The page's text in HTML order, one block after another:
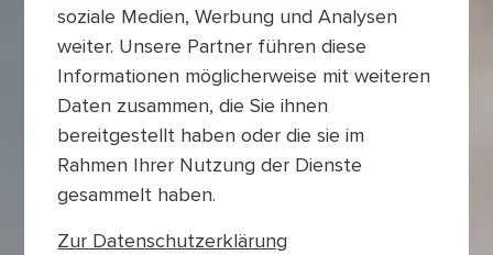
soziale Medien, Werbung und Analysen
weiter. Unsere Partner führen diese
Informationen möglicherweise mit weiteren
Daten zusammen, die Sie ihnen
bereitgestellt haben oder die sie im
Rahmen Ihrer Nutzung der Dienste
gesammelt haben.
Zur Datenschutzerklärung